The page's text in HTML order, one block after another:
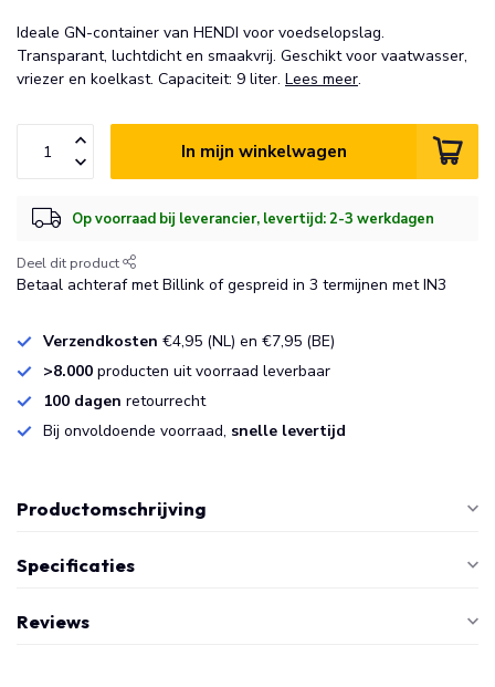
Ideale GN-container van HENDI voor voedselopslag.
Transparant, luchtdicht en smaakvrij. Geschikt voor vaatwasser,
vriezer en koelkast. Capaciteit: 9 liter. Lees meer.
In mijn winkelwagen
Op voorraad bij leverancier, levertijd: 2-3 werkdagen
Deel dit product
Betaal achteraf met Billink of gespreid in 3 termijnen met IN3
Verzendkosten €4,95 (NL) en €7,95 (BE)
>8.000 producten uit voorraad leverbaar
100 dagen retourrecht
Bij onvoldoende voorraad, snelle levertijd
Productomschrijving
Specificaties
Reviews